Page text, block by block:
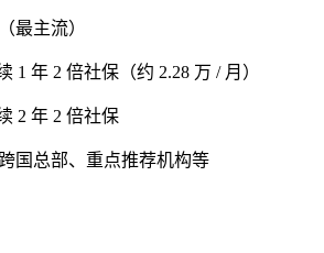
最主流）
1 年 2 倍社保（约 2.28 万 / 月）
2 年 2 倍社保
国总部、重点推荐机构等